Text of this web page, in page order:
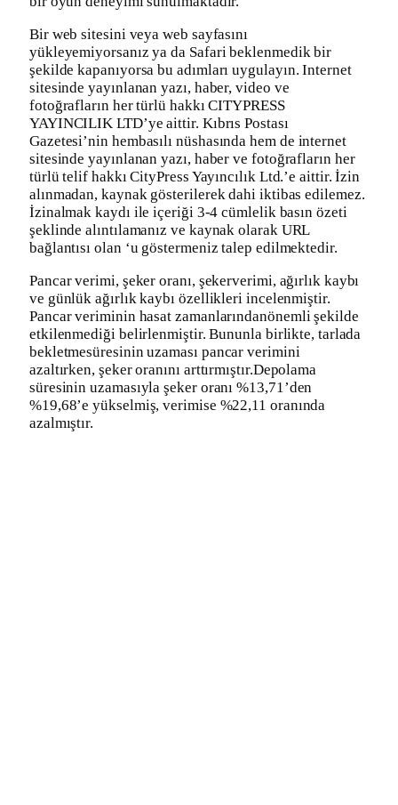
Bir web sitesini veya web sayfasını
yükleyemiyorsanız ya da Safari beklenmedik bir
şekilde kapanıyorsa bu adımları uygulayın. Internet
sitesinde yayınlanan yazı, haber, video ve
fotoğrafların her türlü hakkı CITYPRESS
YAYINCILIK LTD’ye aittir. Kıbrıs Postası
Gazetesi’nin hembasılı nüshasında hem de internet
sitesinde yayınlanan yazı, haber ve fotoğrafların her
türlü telif hakkı CityPress Yayıncılık Ltd.’e aittir. İzin
alınmadan, kaynak gösterilerek dahi iktibas edilemez.
İzinalmak kaydı ile içeriği 3-4 cümlelik basın özeti
şeklinde alıntılamanız ve kaynak olarak URL
bağlantısı olan ‘u göstermeniz talep edilmektedir.
Pancar verimi, şeker oranı, şekerverimi, ağırlık kaybı
ve günlük ağırlık kaybı özellikleri incelenmiştir.
Pancar veriminin hasat zamanlarındanönemli şekilde
etkilenmediği belirlenmiştir. Bununla birlikte, tarlada
bekletmesüresinin uzaması pancar verimini
azaltırken, şeker oranını arttırmıştır.Depolama
süresinin uzamasıyla şeker oranı %13,71’den
%19,68’e yükselmiş, verimise %22,11 oranında
azalmıştır.